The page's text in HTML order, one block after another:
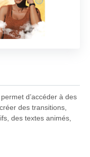
d’accéder à des
des transitions,
des textes animés,